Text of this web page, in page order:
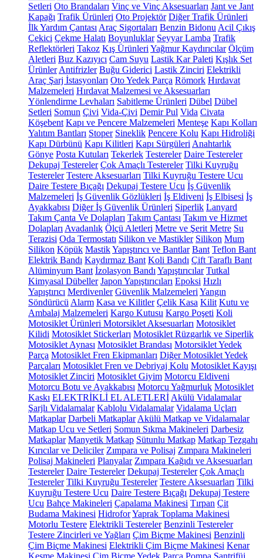
Setleri Oto Brandaları Vinç ve Vinç Aksesuarları Jant ve Jant
Kapağı Trafik Ürünleri Oto Projektör Diğer Trafik Ürünleri
İlk Yardım Çantası Araç Sigortaları Benzin Bidonu Acil Çıkış
Çekici Çekme Halatı Boyunluklar Seyyar Lamba Trafik
Reflektörleri Takoz Kış Ürünleri Yağmur Kaydırıcılar Ölçüm
Aletleri Buz Kazıyıcı Cam Suyu Lastik Kar Paleti Kışlık Set
Ürünler Antifrizler Buğu Giderici Lastik Zinciri Elektrikli
Araç Şarj İstasyonları Oto Yedek Parça Römork Hırdavat
Malzemeleri Hırdavat Malzemesi ve Aksesuarları
Yönlendirme Levhaları Sabitleme Ürünleri Dübel Dübel
Setleri Somun Çivi Vida-Çivi Demir Pul Vida Civata
Köşebent Kapı ve Pencere Malzemeleri Menteşe Kapı Kolları
Yalıtım Bantları Stoper Sineklik Pencere Kolu Kapı Hidroliği
Kapı Dürbünü Kapı Kilitleri Kapı Sürgüleri Anahtarlık
Gönye Posta Kutuları Tekerlek Testereler Daire Testereler
Dekupaj Testereler Çok Amaçlı Testereler Tilki Kuyruğu
Testereler Testere Aksesuarları Tilki Kuyruğu Testere Ucu
Daire Testere Bıçağı Dekupaj Testere Ucu İş Güvenlik
Malzemeleri İş Güvenlik Gözlükleri İş Eldiveni İş Elbisesi İş
Ayakkabısı Diğer İş Güvenlik Ürünleri Siperlik Lanyard
Takım Çanta Ve Dolapları Takım Çantası Takım ve Hizmet
Dolapları Avadanlık Ölçü Aletleri Metre ve Şerit Metre Su
Terazisi Oda Termostatı Silikon ve Mastikler Silikon Mum
Silikon Köpük MastikYapıştırıcı ve Bantlar Bant Teflon Bant
Elektrik Bandı Kaydırmaz Bant Koli Bandı Çift Taraflı Bant
Alüminyum Bant İzolasyon Bandı Yapıştırıcılar Tutkal
Kimyasal Dübeller Japon Yapıştırıcıları Epoksi Hızlı
Yapıştırıcı Merdivenler Güvenlik Malzemeleri Yangın
Söndürücü Alarm Kasa ve Kilitler Çelik Kasa Kilit Kutu ve
Ambalaj Malzemeleri Kargo Kutusu Kargo Poşeti Koli
Motosiklet Ürünleri Motorsiklet Aksesuarları Motosiklet
Kilidi Motosiklet Stickerları Motosiklet Rüzgarlık ve Siperlik
Motosiklet Aynası Motosiklet Brandası Motorsiklet Yedek
Parça Motosiklet Fren Ekipmanları Diğer Motosiklet Yedek
Parçaları Motosiklet Fren ve Debriyaj Kolu Motosiklet Kayışı
Motosiklet Zinciri Motosiklet Giyim Motorcu Eldiveni
Motorcu Botu ve Ayakkabısı Motorcu Yağmurluk Motosiklet
Kaskı ELEKTRİKLİ EL ALETLERİ Akülü Vidalamalar
Şarjlı Vidalamalar Kablolu Vidalamalar Vidalama Uçları
Matkaplar Darbeli Matkaplar Akülü Matkap ve Vidalamalar
Matkap Ucu ve Setleri Somun Sıkma Makineleri Darbesiz
Matkaplar Manyetik Matkap Sütunlu Matkap Matkap Tezgahı
Kırıcılar ve Deliciler Zımpara ve Polisaj Zımpara Makineleri
Polisaj Makineleri Planyalar Zımpara Kağıdı ve Aksesuarları
Testereler Daire Testereler Dekupaj Testereler Çok Amaçlı
Testereler Tilki Kuyruğu Testereler Testere Aksesuarları Tilki
Kuyruğu Testere Ucu Daire Testere Bıçağı Dekupaj Testere
Ucu Bahçe Makineleri Çapalama Makinesi Tırpan Çit
Budama Makinesi HidroforYaprak Toplama Makinesi
Motorlu Testere Elektrikli Testereler Benzinli Testereler
Testere Zincirleri ve Yağları Çim Biçme Makinesi Benzinli
Çim Biçme Makinesi Elektrikli Çim Biçme Makinesi Kenar
Kesme Makinesi Çim Biçme Yedek Parça Pompa Santrifüj